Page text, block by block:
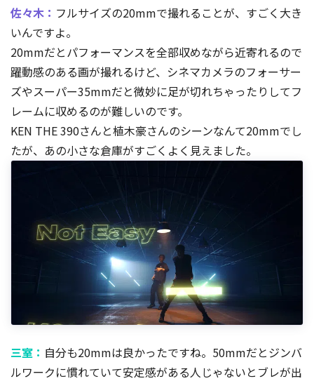
佐々木： フルサイズの20mmで撮れることが、すごく大き
いんですよ。
20mmだとパフォーマンスを全部収めながら近寄れるので
躍動感のある画が撮れるけど、シネマカメラのフォーサー
ズやスーパー35mmだと微妙に足が切れちゃったりしてフ
レームに収めるのが難しいのです。
KEN THE 390さんと植木豪さんのシーンなんて20mmでし
たが、あの小さな倉庫がすごくよく見えました。
三室： 自分も20mmは良かったですね。50mmだとジンバ
ルワークに慣れていて安定感がある人じゃないとブレが出